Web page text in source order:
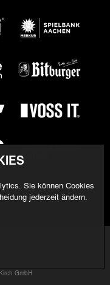
vorbehalten
GmbH
Sie können Cookies
jederzeit ändern.